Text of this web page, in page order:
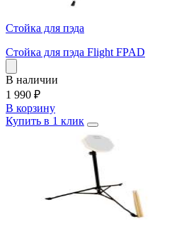
Стойка для пэда
Стойка для пэда Flight FPAD
В наличии
1 990 ₽
В корзину
Купить в 1 клик